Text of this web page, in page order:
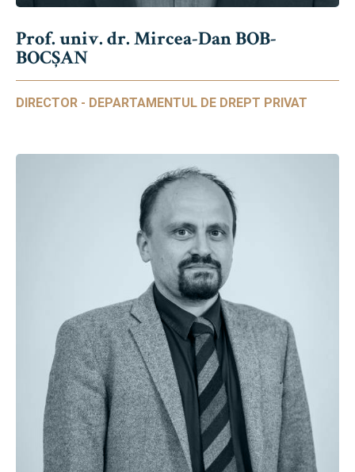
Prof. univ. dr. Mircea-Dan BOB-
BOCȘAN
DIRECTOR - DEPARTAMENTUL DE DREPT PRIVAT